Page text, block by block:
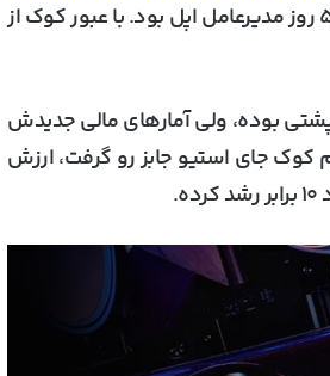
: ۵۰۹۱ روز، یعنی نزدیک به ۱۴ سال. استیو جابز در مجموع ۵۰۹۰ روز مدیرعامل اپل بود. با عبور کوک از
بوده، ولی آمارهای مالی جدیدش
جای استیو جابز رو گرفت، ارزش